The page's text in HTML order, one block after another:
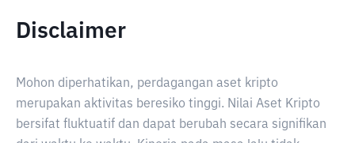
Disclaimer
Mohon diperhatikan, perdagangan aset kripto
merupakan aktivitas beresiko tinggi. Nilai Aset Kripto
bersifat fluktuatif dan dapat berubah secara signifikan